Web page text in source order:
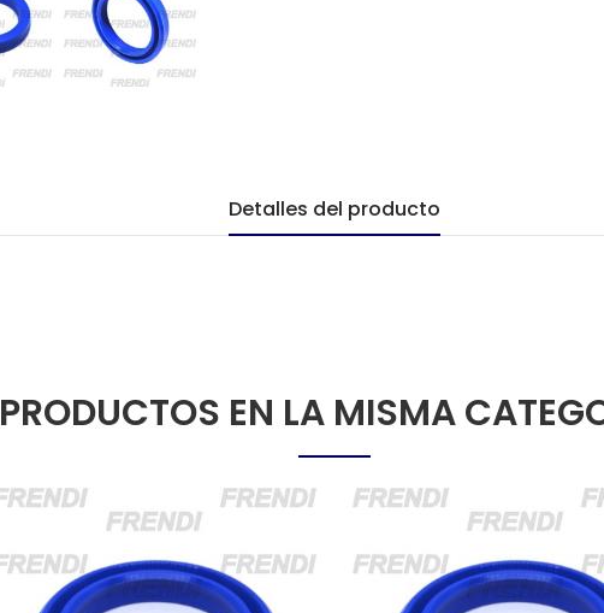
Detalles del producto
PRODUCTOS EN LA MISMA